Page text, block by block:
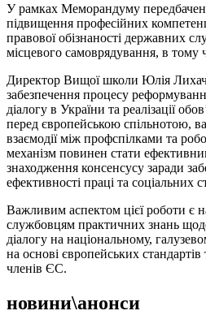
У рамках Меморандуму
підвищення професійних
правової обізнаності державних
місцевого самоврядування, в тому
Директор Вищої школи Юлія
забезпечення процесу
діалогу в України та реалізації
перед європейською спільнотою,
взаємодії між профспілками та
механізм повинен стати
знаходження консенсусу заради
ефективності праці та соціальних
Важливим аспектом цієї роботи є
службовцям практичних знань
діалогу на національному,
на основі європейських
членів ЄС.
новини\анонси